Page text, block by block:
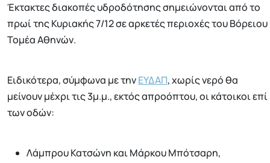
Έκτακτες διακοπές υδροδότησης σημειώνονται από το
πρωί της Κυριακής 7/12 σε αρκετές περιοχές του Βόρειου
Τομέα Αθηνών.
Ειδικότερα, σύμφωνα με τηνΕΥΔΑΠ, χωρίς νερό θα
μείνουν μέχρι τις 3μ.μ., εκτός απροόπτου, οι κάτοικοι επί
των οδών:
Λάμπρου Κατσώνη και Μάρκου Μπότσαρη,